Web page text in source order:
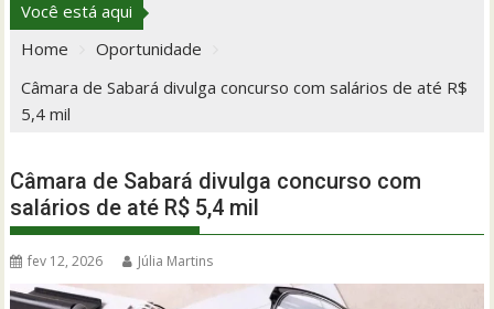
Você está aqui
Home
Oportunidade
Câmara de Sabará divulga concurso com salários de até R$
5,4 mil
Câmara de Sabará divulga concurso com
salários de até R$ 5,4 mil
fev 12, 2026 Júlia Martins